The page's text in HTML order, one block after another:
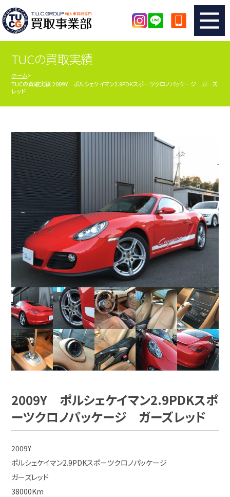
TUCのカンタン査定
査定の注意事項 メーカー別査定フォーム
店舗紹介 スタッフ紹介
シリアルナンバーの解説 アクセスマップ
TUCの買取実績
ホーム
TUCの買取実績 2009Y ポルシェケイマン2.9PDKスポーツクロノパッケージ ガーズ
レッド
2009Y ポルシェケイマン2.9PDKスポ
ーツクロノパッケージ ガーズレッド
2009Y
ポルシェケイマン2.9PDKスポーツクロノパッケージ
ガーズレッド
38000Km